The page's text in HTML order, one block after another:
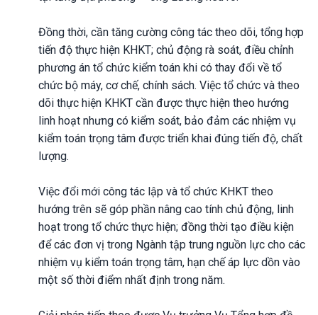
Đồng thời, cần tăng cường công tác theo dõi, tổng hợp
tiến độ thực hiện KHKT; chủ động rà soát, điều chỉnh
phương án tổ chức kiểm toán khi có thay đổi về tổ
chức bộ máy, cơ chế, chính sách. Việc tổ chức và theo
dõi thực hiện KHKT cần được thực hiện theo hướng
linh hoạt nhưng có kiểm soát, bảo đảm các nhiệm vụ
kiểm toán trọng tâm được triển khai đúng tiến độ, chất
lượng.
Việc đổi mới công tác lập và tổ chức KHKT theo
hướng trên sẽ góp phần nâng cao tính chủ động, linh
hoạt trong tổ chức thực hiện; đồng thời tạo điều kiện
để các đơn vị trong Ngành tập trung nguồn lực cho các
nhiệm vụ kiểm toán trọng tâm, hạn chế áp lực dồn vào
một số thời điểm nhất định trong năm.